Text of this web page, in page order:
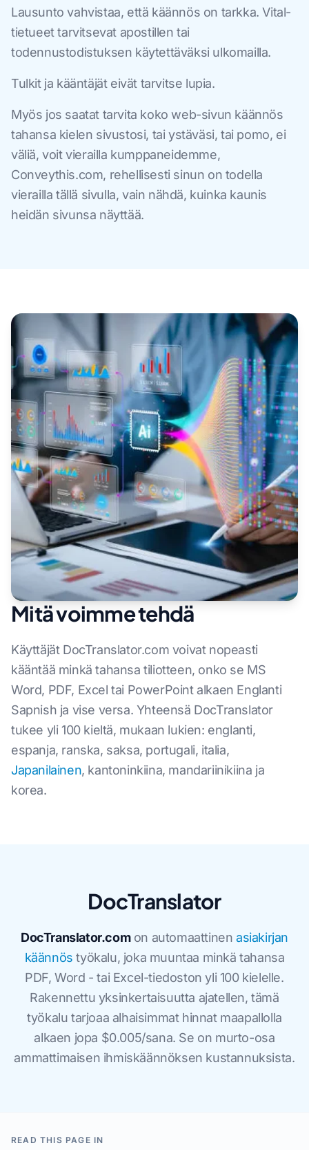
Lausunto vahvistaa, että käännös on tarkka. Vital-
tietueet tarvitsevat apostillen tai
todennustodistuksen käytettäväksi ulkomailla.
Tulkit ja kääntäjät eivät tarvitse lupia.
Myös jos saatat tarvita koko web-sivun käännös
tahansa kielen sivustosi, tai ystäväsi, tai pomo, ei
väliä, voit vierailla kumppaneidemme,
Conveythis.com, rehellisesti sinun on todella
vierailla tällä sivulla, vain nähdä, kuinka kaunis
heidän sivunsa näyttää.
Mitä voimme tehdä
Käyttäjät DocTranslator.com voivat nopeasti
kääntää minkä tahansa tiliotteen, onko se MS
Word, PDF, Excel tai PowerPoint alkaen Englanti
Sapnish ja vise versa. Yhteensä DocTranslator
tukee yli 100 kieltä, mukaan lukien: englanti,
espanja, ranska, saksa, portugali, italia,
Japanilainen, kantoninkiina, mandariinikiina ja
korea.
DocTranslator
DocTranslator.comon automaattinen asiakirjan
käännös työkalu, joka muuntaa minkä tahansa
PDF, Word - tai Excel-tiedoston yli 100 kielelle.
Rakennettu yksinkertaisuutta ajatellen, tämä
työkalu tarjoaa alhaisimmat hinnat maapallolla
alkaen jopa $0.005/sana. Se on murto-osa
ammattimaisen ihmiskäännöksen kustannuksista.
READ THIS PAGE IN